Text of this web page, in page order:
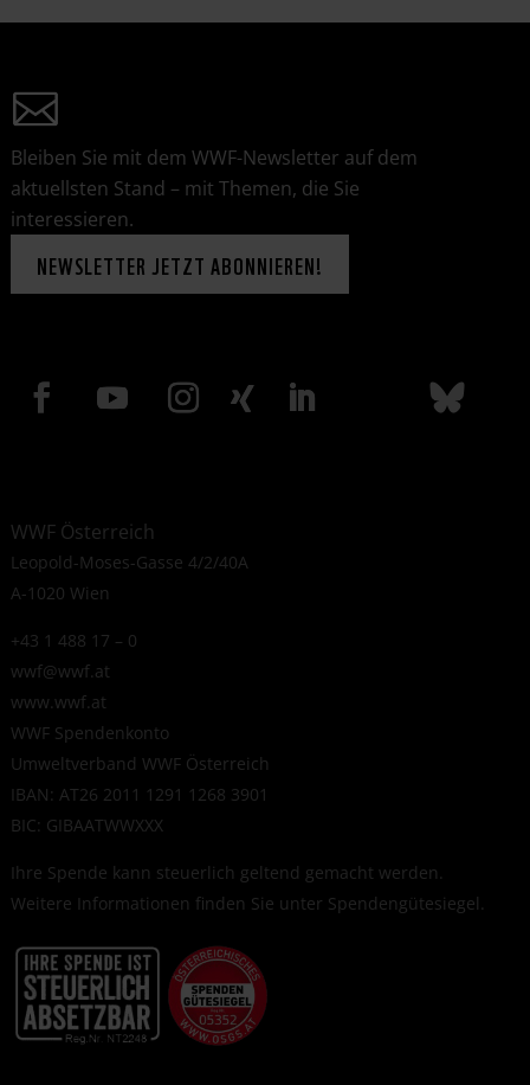
Bleiben Sie mit dem WWF-Newsletter auf dem
aktuellsten Stand – mit Themen, die Sie
interessieren.
NEWSLETTER JETZT ABONNIEREN!
WWF Österreich
Leopold-Moses-Gasse 4/2/40A
A-1020 Wien
+43 1 488 17 – 0
wwf@wwf.at
www.wwf.at
WWF Spendenkonto
Umweltverband WWF Österreich
IBAN: AT26 2011 1291 1268 3901
BIC: GIBAATWWXXX
Ihre Spende kann steuerlich geltend gemacht werden.
Weitere Informationen finden Sie unter Spendengütesiegel.